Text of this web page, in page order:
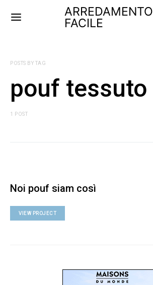
ARREDAMENTO
FACILE
POSTS BY TAG
pouf tessuto
1 POST
Noi pouf siam così
VIEW PROJECT